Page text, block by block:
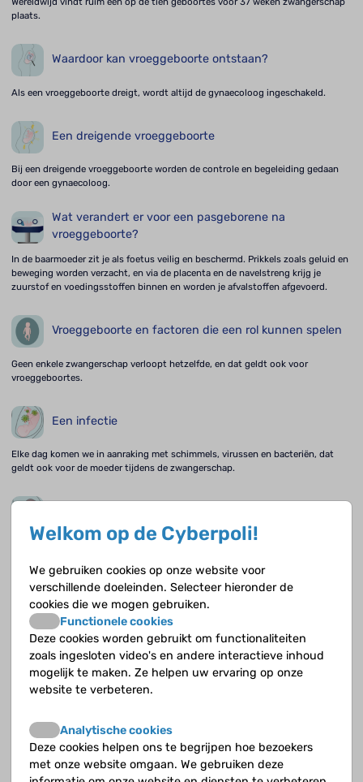
plaats.
Waardoor kan vroeggeboorte ontstaan?
Als een vroeggeboorte dreigt, wordt altijd de gynaecoloog ingeschakeld.
Een dreigende vroeggeboorte
Bij een dreigende vroeggeboorte worden de controle en begeleiding gedaan
door een gynaecoloog.
Wat verandert er voor een pasgeborene na
vroeggeboorte?
In de baarmoeder zit je als foetus veilig en beschermd. Prikkels zoals geluid en
beweging worden verzacht, en via de placenta en de navelstreng krijg je
zuurstof en voedingsstoffen binnen en worden je afvalstoffen afgevoerd.
Vroeggeboorte en factoren die een rol kunnen spelen
Geen enkele zwangerschap verloopt hetzelfde, en dat geldt ook voor
vroeggeboortes.
Een infectie
Elke dag komen we in aanraking met schimmels, virussen en bacteriën, dat
geldt ook voor de moeder tijdens de zwangerschap.
De placenta of moederkoek, die tijdens de zwangerschap wordt gevormd,
Gebroken vliezen
In de baarmoeder zitten vliezen rondom de foetus en het vruchtwater, die
zorgen voor bescherming.
De hoeveelheid vruchtwater
Een foetus zit in het vruchtwater in een zogenaamde amnionzak (vruchtvlies)
in de baarmoeder. Vruchtwater is helder en geurloos. In het begin van de
zwangerschap is er nog niet veel vruchtwater, dit wordt uiteindelijk steeds
meer.
Welkom op de Cyberpoli!
We gebruiken cookies op onze website voor
verschillende doeleinden. Selecteer hieronder de
cookies die we mogen gebruiken.
Functionele cookies
Deze cookies worden gebruikt om functionaliteiten
zoals ingesloten video's en andere interactieve inhoud
mogelijk te maken. Ze helpen uw ervaring op onze
website te verbeteren.
Analytische cookies
Deze cookies helpen ons te begrijpen hoe bezoekers
met onze website omgaan. We gebruiken deze